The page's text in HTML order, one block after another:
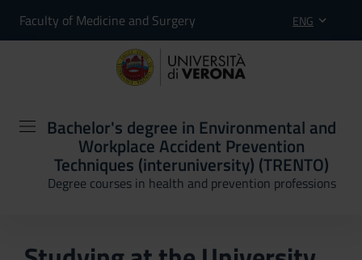
Faculty of Medicine and Surgery ENG
Bachelor's degree in Environmental and
Workplace Accident Prevention
Techniques (interuniversity) (TRENTO)
Degree courses in health and prevention professions